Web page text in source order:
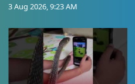
3 Aug 2026, 9:23 AM